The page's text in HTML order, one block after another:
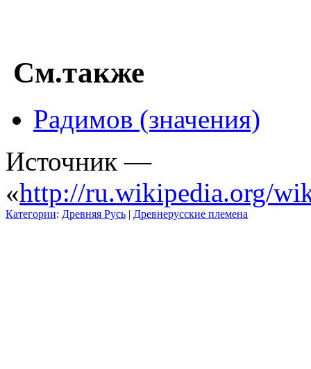
См.также
Радимов (значения)
Источник —
«http://ru.wikipedia.org/
Категории: Древняя Русь | Древнерусские племена